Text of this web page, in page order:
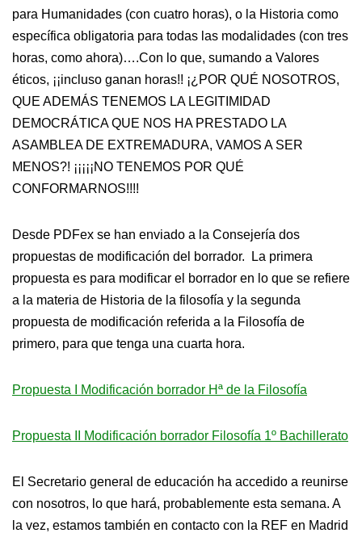
para Humanidades (con cuatro horas), o la Historia como
específica obligatoria para todas las modalidades (con tres
horas, como ahora)….Con lo que, sumando a Valores
éticos, ¡¡incluso ganan horas!! ¡¿POR QUÉ NOSOTROS,
QUE ADEMÁS TENEMOS LA LEGITIMIDAD
DEMOCRÁTICA QUE NOS HA PRESTADO LA
ASAMBLEA DE EXTREMADURA, VAMOS A SER
MENOS?! ¡¡¡¡¡NO TENEMOS POR QUÉ
CONFORMARNOS!!!!
Desde PDFex se han enviado a la Consejería dos
propuestas de modificación del borrador. La primera
propuesta es para modificar el borrador en lo que se refiere
a la materia de Historia de la filosofía y la segunda
propuesta de modificación referida a la Filosofía de
primero, para que tenga una cuarta hora.
Propuesta I Modificación borrador Hª de la Filosofía
Propuesta II Modificación borrador Filosofía 1º Bachillerato
El Secretario general de educación ha accedido a reunirse
con nosotros, lo que hará, probablemente esta semana. A
la vez, estamos también en contacto con la REF en Madrid